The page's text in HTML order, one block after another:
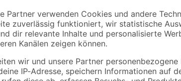
Hochtemperaturrohr
Ø 50 x 500 mm
1,29€
2,58 € / Meter
HTEM-Rohr
Steckmuffe
1000 mm
1,89 € / Meter